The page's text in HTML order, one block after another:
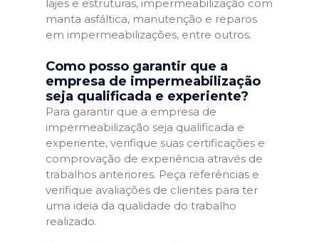
lajes e estruturas, impermeabilização com
manta asfáltica, manutenção e reparos
em impermeabilizações, entre outros.
Como posso garantir que a
empresa de impermeabilização
seja qualificada e experiente?
Para garantir que a empresa de
impermeabilização seja qualificada e
experiente, verifique suas certificações e
comprovação de experiência através de
trabalhos anteriores. Peça referências e
verifique avaliações de clientes para ter
uma ideia da qualidade do trabalho
realizado.